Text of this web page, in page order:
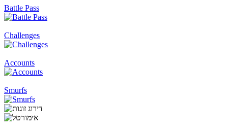
Battle Pass
Challenges
Accounts
Smurfs